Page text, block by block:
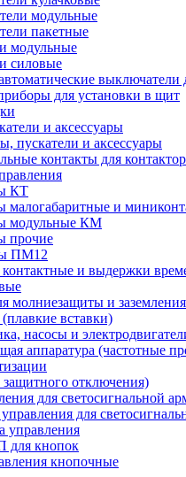
модульные
пакетные
модульные
силовые
выключатели
для установки в щит
и аксессуары
пускатели и аксессуары
контакты для
КТ
малогабаритные и
модульные КМ
прочие
ПМ12
и выдержки
молниезащиты и заземления
вставки)
насосы и
аппаратура (частотные
отключения)
для светосигнальной
для
управления
для кнопок
кнопочные